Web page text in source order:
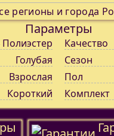
регионы и города
Параметры
Полиэстер Качество
Голубая Сезон
Взрослая Пол
Короткий Комплект